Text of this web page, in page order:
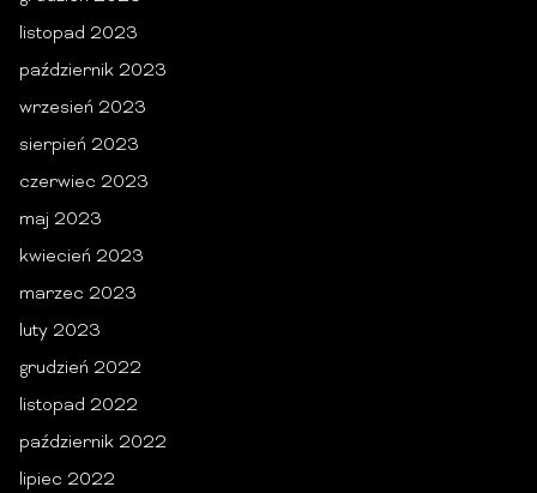
listopad 2023
październik 2023
wrzesień 2023
sierpień 2023
czerwiec 2023
maj 2023
kwiecień 2023
marzec 2023
luty 2023
grudzień 2022
listopad 2022
październik 2022
lipiec 2022